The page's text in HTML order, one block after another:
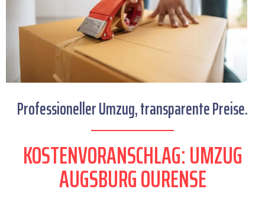
Professioneller Umzug, transparente Preise.
KOSTENVORANSCHLAG: UMZUG
AUGSBURG OURENSE